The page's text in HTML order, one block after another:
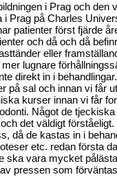
i Prag och den
i Prag på Charles
patienter först fjärde
och då och då
eller
lugnare
direkt in i
på sal och innan vi får
kurser innan vi får
Något de
det väldigt
då de kastas in i
etc. redan första
ska vara mycket
pressen som